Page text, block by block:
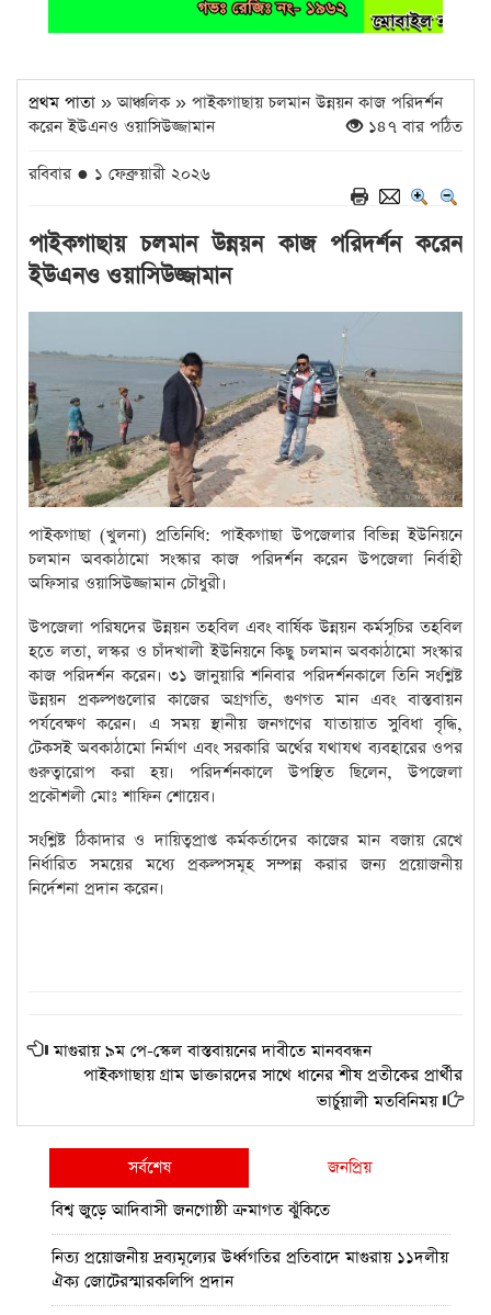
প্রথম পাতা » আঞ্চলিক » পাইকগাছায় চলমান উন্নয়ন কাজ পরিদর্শন
করেন ইউএনও ওয়াসিউজ্জামান
১৪৭ বার পঠিত
রবিবার ● ১ ফেব্রুয়ারী ২০২৬
পাইকগাছায় চলমান উন্নয়ন কাজ পরিদর্শন করেন
ইউএনও ওয়াসিউজ্জামান
পাইকগাছা (খুলনা) প্রতিনিধি: পাইকগাছা উপজেলার বিভিন্ন ইউনিয়নে
চলমান অবকাঠামো সংস্কার কাজ পরিদর্শন করেন উপজেলা নির্বাহী
অফিসার ওয়াসিউজ্জামান চৌধুরী।
উপজেলা পরিষদের উন্নয়ন তহবিল এবং বার্ষিক উন্নয়ন কর্মসূচির তহবিল
হতে লতা, লস্কর ও চাঁদখালী ইউনিয়নে কিছু চলমান অবকাঠামো সংস্কার
কাজ পরিদর্শন করেন। ৩১ জানুয়ারি শনিবার পরিদর্শনকালে তিনি সংশ্লিষ্ট
উন্নয়ন প্রকল্পগুলোর কাজের অগ্রগতি, গুণগত মান এবং বাস্তবায়ন
পর্যবেক্ষণ করেন। এ সময় স্থানীয় জনগণের যাতায়াত সুবিধা বৃদ্ধি,
টেকসই অবকাঠামো নির্মাণ এবং সরকারি অর্থের যথাযথ ব্যবহারের ওপর
গুরুত্বারোপ করা হয়। পরিদর্শনকালে উপস্থিত ছিলেন, উপজেলা
প্রকৌশলী মোঃ শাফিন শোয়েব।
সংশ্লিষ্ট ঠিকাদার ও দায়িত্বপ্রাপ্ত কর্মকর্তাদের কাজের মান বজায় রেখে
নির্ধারিত সময়ের মধ্যে প্রকল্পসমূহ সম্পন্ন করার জন্য প্রয়োজনীয়
নির্দেশনা প্রদান করেন।
মাগুরায় ৯ম পে-স্কেল বাস্তবায়নের দাবীতে মানববন্ধন
পাইকগাছায় গ্রাম ডাক্তারদের সাথে ধানের শীষ প্রতীকের প্রার্থীর
ভার্চুয়ালী মতবিনিময়
সর্বশেষ
জনপ্রিয়
বিশ্ব জুড়ে আদিবাসী জনগোষ্ঠী ক্রমাগত ঝুঁকিতে
নিত্য প্রয়োজনীয় দ্রব্যমূল্যের উর্ধ্বগতির প্রতিবাদে মাগুরায় ১১দলীয়
ঐক্য জোটেরস্মারকলিপি প্রদান